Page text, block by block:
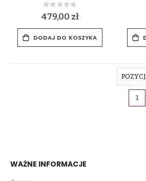
Rating:
0%
479,00 zł
DODAJ DO KOSZYKA
1
WAŻNE INFORMACJE